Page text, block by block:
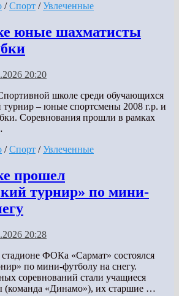
/Спорт /Увлеченные
юные шахматисты
20:20
школе среди обучающихся
турнир – юные спортсмены 2008 г.р. и
Соревнования прошли в рамках
/Спорт /Увлеченные
прошел
турнир» по мини-
20:28
ФОКа «Сармат» состоялся
по мини-футболу на снегу.
соревнований стали учащиеся
(команда «Динамо»), их старшие …